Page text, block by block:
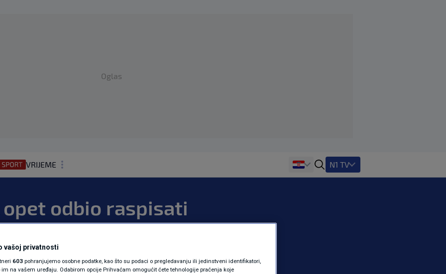
Oglas
VRIJEME
REGIJA
MAGAZIN
KOLUMNE
N1 TV
odbio raspisati
riječ je o
vašoj privatnosti
603 pohranjujemo osobne podatke, kao što su podaci o pregledavanju ili jedinstveni identifikatori,
na vašem uređaju. Odabirom opcije Prihvaćam omogućit ćete tehnologije praćenja koje